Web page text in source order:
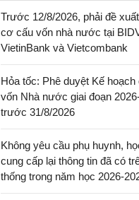
Trước 12/8/2026, phải đề
cơ cấu vốn nhà nước tại
VietinBank và Vietcombank
Hỏa tốc: Phê duyệt Kế
vốn Nhà nước giai đoạn
trước 31/8/2026
Không yêu cầu phụ huynh,
cung cấp lại thông tin đã có
thống trong năm học 2026-